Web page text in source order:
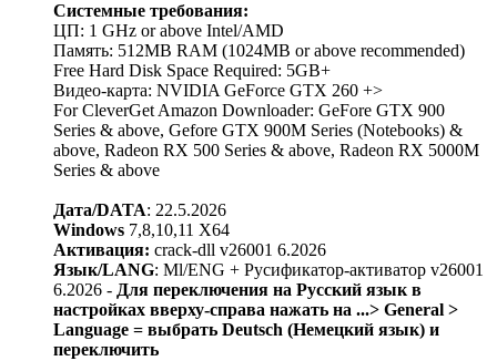
Системные требования:
ЦП: 1 GHz or above Intel/AMD
Память: 512MB RAM (1024MB or above recommended)
Free Hard Disk Space Required: 5GB+
Видео-карта: NVIDIA GeForce GTX 260 +>
For CleverGet Amazon Downloader: GeFore GTX 900
Series & above, Gefore GTX 900M Series (Notebooks) &
above, Radeon RX 500 Series & above, Radeon RX 5000M
Series & above
Дата/DATA: 22.5.2026
Windows 7,8,10,11 X64
Активация: crack-dll v26001 6.2026
Язык/LANG: Ml/ENG + Русификатор-активатор v26001
6.2026 - Для переключения на Русский язык в
настройках вверху-справа нажать на ...> General >
Language = выбрать Deutsch (Немецкий язык) и
переключить